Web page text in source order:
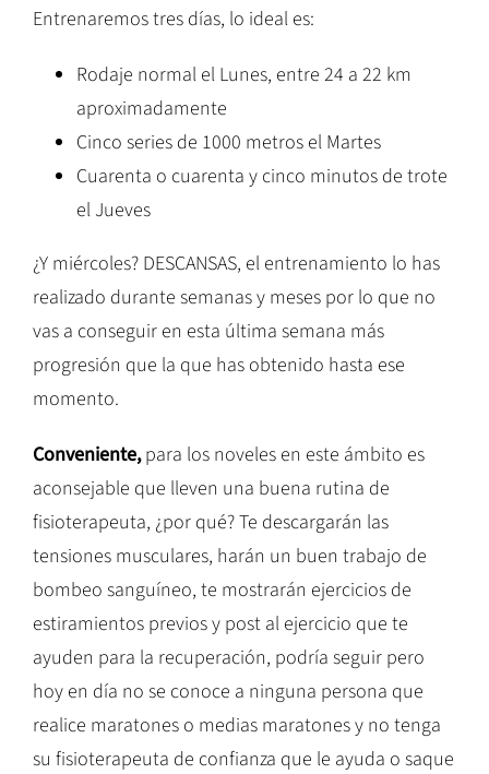
Entrenaremos tres días, lo ideal es:
Rodaje normal el Lunes, entre 24 a 22 km
aproximadamente
Cinco series de 1000 metros el Martes
Cuarenta o cuarenta y cinco minutos de trote
el Jueves
¿Y miércoles? DESCANSAS, el entrenamiento lo has
realizado durante semanas y meses por lo que no
vas a conseguir en esta última semana más
progresión que la que has obtenido hasta ese
momento.
Conveniente,para los noveles en este ámbito es
aconsejable que lleven una buena rutina de
fisioterapeuta, ¿por qué? Te descargarán las
tensiones musculares, harán un buen trabajo de
bombeo sanguíneo, te mostrarán ejercicios de
estiramientos previos y post al ejercicio que te
ayuden para la recuperación, podría seguir pero
hoy en día no se conoce a ninguna persona que
realice maratones o medias maratones y no tenga
su fisioterapeuta de confianza que le ayuda o saque